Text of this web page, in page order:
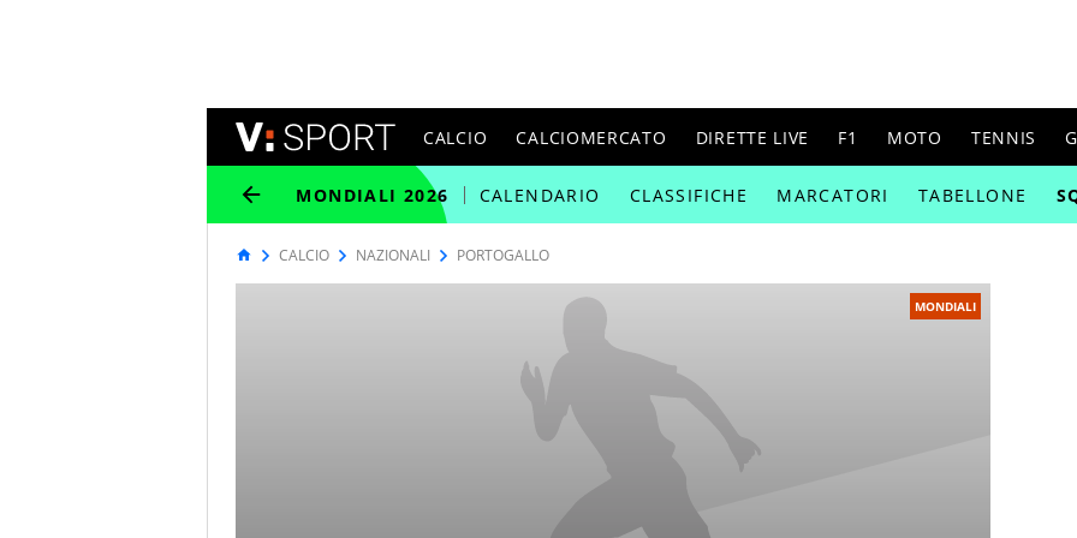
CALCIO CALCIOMERCATO DIRETTE LIVE F1 MOTO TENNIS
MONDIALI 2026 CALENDARIO CLASSIFICHE MARCATORI TABELLONE
CALCIO NAZIONALI PORTOGALLO
MONDIALI